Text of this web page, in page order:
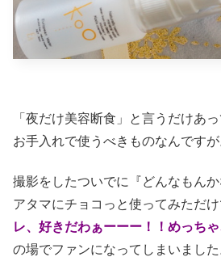
「夜だけ美容断食」と言うだけあ
お手入れで使うべきものなんですが
撮影をしたついでに『どんなもん
アタマにチョコっと使ってみただけ
レ、好きだわぁーーー！！めっちゃ
の場でファンになってしまいました